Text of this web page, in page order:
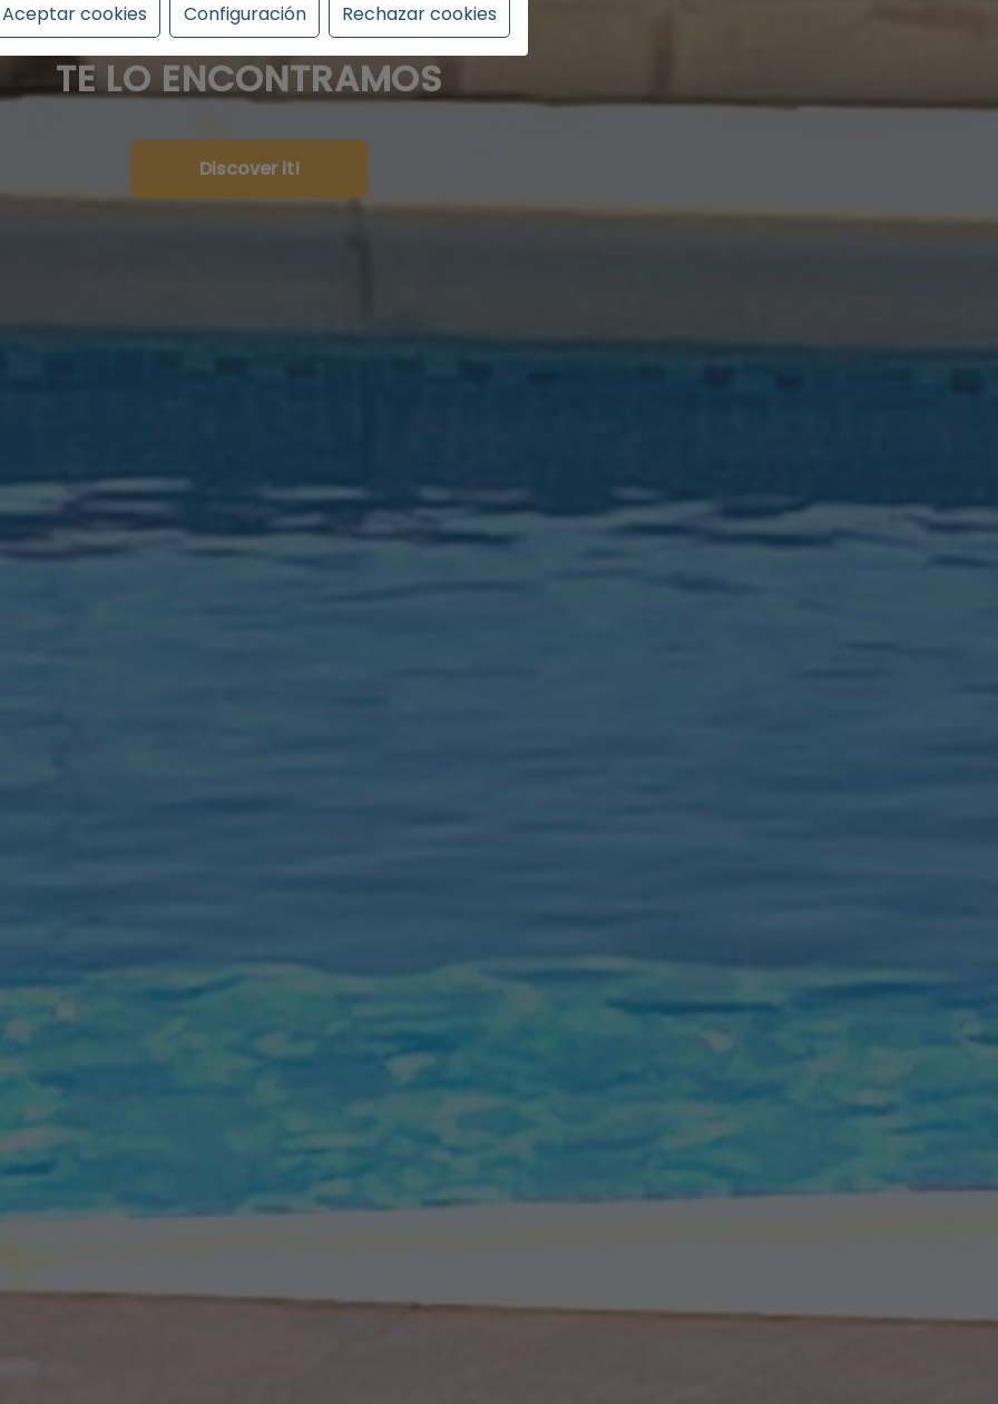
Y SI NO...
TE LO ENCONTRAMOS
Discover it!
Aceptar cookies Configuración Rechazar cookies